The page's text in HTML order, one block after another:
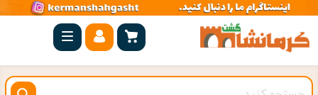
صفحه
اصلی
کرمانشاه